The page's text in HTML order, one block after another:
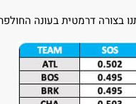
בצורה דרמטית בעונה